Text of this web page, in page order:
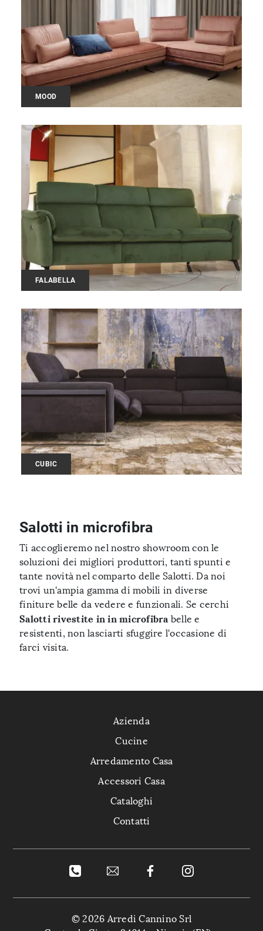
MOOD
FALABELLA
CUBIC
Salotti in microfibra
Ti accoglieremo nel nostro showroom con le
soluzioni dei migliori produttori, tanti spunti e
tante novità nel comparto delle Salotti. Da noi
trovi un'ampia gamma di mobili in diverse
finiture belle da vedere e funzionali. Se cerchi
Salotti rivestite in in microfibra belle e
resistenti, non lasciarti sfuggire l'occasione di
farci visita.
Azienda
Cucine
Arredamento Casa
Accessori Casa
Cataloghi
Contatti
© 2026 Arredi Cannino Srl